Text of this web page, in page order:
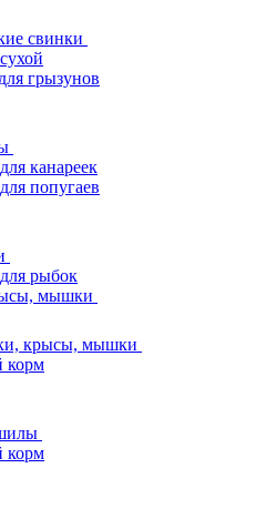
свинки
грызунов
канареек
попугаев
рыбок
мышки
крысы, мышки
корм
корм